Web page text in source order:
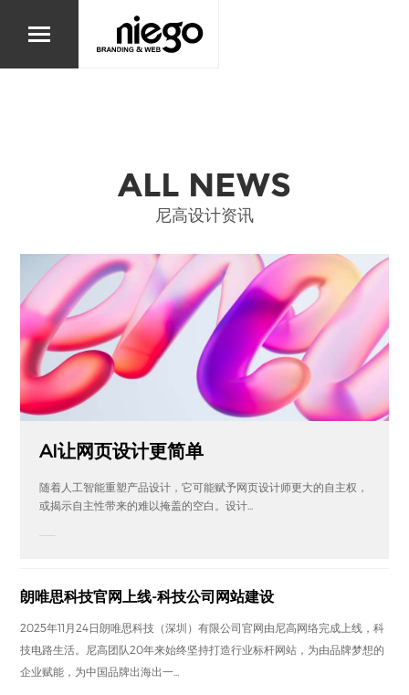
ALL NEWS
尼高设计资讯
AI让网页设计更简单
随着人工智能重塑产品设计，它可能赋予网页设计师更大的自主权，
或揭示自主性带来的难以掩盖的空白。设计...
——
朗唯思科技官网上线-科技公司网站建设
2025年11月24日朗唯思科技（深圳）有限公司官网由尼高网络完成上线，科
技电路生活。尼高团队20年来始终坚持打造行业标杆网站，为由品牌梦想的
企业赋能，为中国品牌出海出一...